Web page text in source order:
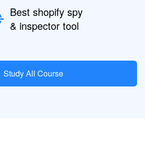
Best shopify spy
& inspector tool
Study All Course